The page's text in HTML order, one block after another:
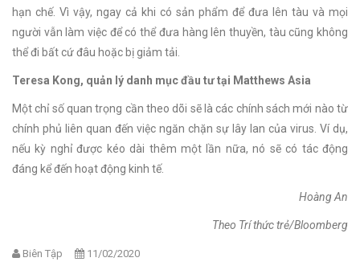
hạn chế. Vì vậy, ngay cả khi có sản phẩm để đưa lên tàu và mọi
người vẫn làm việc để có thể đưa hàng lên thuyền, tàu cũng không
thể đi bất cứ đâu hoặc bị giảm tải.
Teresa Kong, quản lý danh mục đầu tư tại Matthews Asia
Một chỉ số quan trọng cần theo dõi sẽ là các chính sách mới nào từ
chính phủ liên quan đến việc ngăn chặn sự lây lan của virus. Ví dụ,
nếu kỳ nghỉ được kéo dài thêm một lần nữa, nó sẽ có tác động
đáng kể đến hoạt động kinh tế.
Hoàng An
Theo Trí thức trẻ/Bloomberg
Biên Tập 11/02/2020